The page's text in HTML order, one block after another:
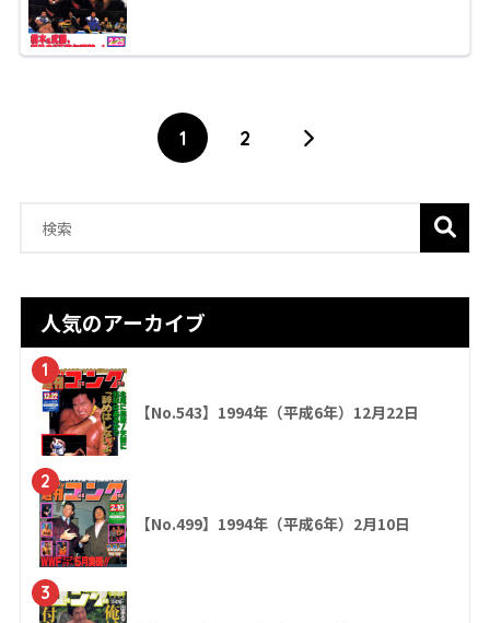
1 2
人気のアーカイブ
1
【No.543】1994年（平成6年）12月22日
2
【No.499】1994年（平成6年）2月10日
3